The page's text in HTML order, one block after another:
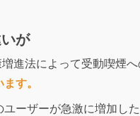
が
進法によって受動喫煙
す。
ーザーが急激に増加した